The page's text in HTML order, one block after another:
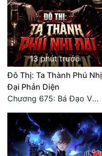
13 phút trước
Đô Thị: Ta Thành Phú Nhị
Đại Phản Diện
Chương 675: Bá Đạo Vương Gia